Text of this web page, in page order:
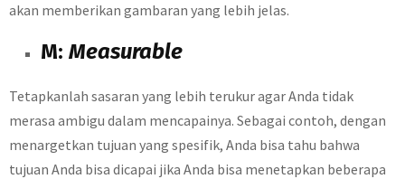
akan memberikan gambaran yang lebih jelas.
M: Measurable
Tetapkanlah sasaran yang lebih terukur agar Anda tidak
merasa ambigu dalam mencapainya. Sebagai contoh, dengan
menargetkan tujuan yang spesifik, Anda bisa tahu bahwa
tujuan Anda bisa dicapai jika Anda bisa menetapkan beberapa